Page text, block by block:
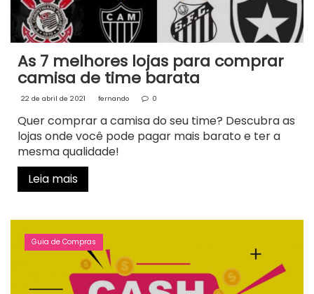
As 7 melhores lojas para comprar
camisa de time barata
22 de abril de 2021 fernando 0
Quer comprar a camisa do seu time? Descubra as
lojas onde você pode pagar mais barato e ter a
mesma qualidade!
Leia mais
Guia de Compras